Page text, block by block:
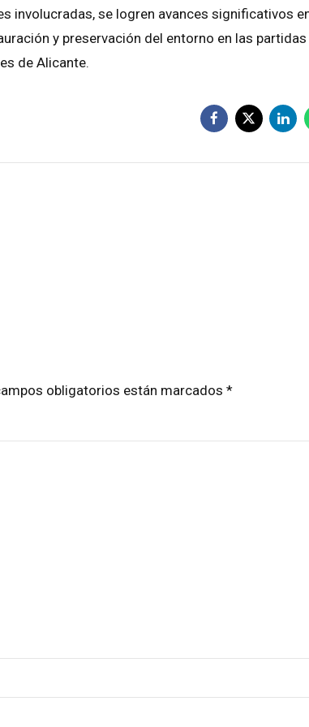
involucradas, se logren avances significativos
y preservación del entorno en las partidas
de Alicante.
obligatorios están marcados *